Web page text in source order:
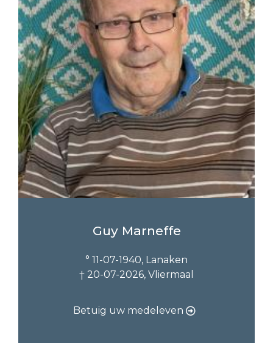
Guy Marneffe
° 11-07-1940, Lanaken
† 20-07-2026, Vliermaal
Betuig uw medeleven